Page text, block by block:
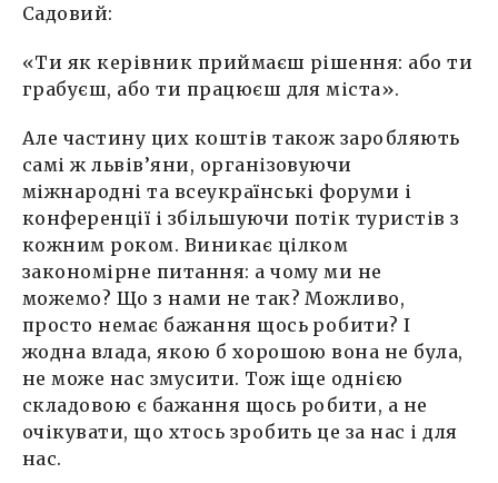
Садовий:
«Ти як керівник приймаєш рішення: або ти
грабуєш, або ти працюєш для міста».
Але частину цих коштів також заробляють
самі ж львів’яни, організовуючи
міжнародні та всеукраїнські форуми і
конференції і збільшуючи потік туристів з
кожним роком. Виникає цілком
закономірне питання: а чому ми не
можемо? Що з нами не так? Можливо,
просто немає бажання щось робити? І
жодна влада, якою б хорошою вона не була,
не може нас змусити. Тож іще однією
складовою є бажання щось робити, а не
очікувати, що хтось зробить це за нас і для
нас.